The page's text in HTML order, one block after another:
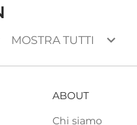
MOSTRA TUTTI keyboard_arrow_down
ABOUT
Chi siamo